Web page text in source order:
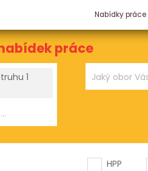
Nabídky práce
práce
1
HPP